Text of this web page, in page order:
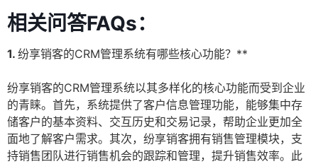
相关问答FAQs：
1. 纷享销客的CRM管理系统有哪些核心功能？**
纷享销客的CRM管理系统以其多样化的核心功能而受到企业
的青睐。首先，系统提供了客户信息管理功能，能够集中存
储客户的基本资料、交互历史和交易记录，帮助企业更加全
面地了解客户需求。其次，纷享销客拥有销售管理模块，支
持销售团队进行销售机会的跟踪和管理，提升销售效率。此